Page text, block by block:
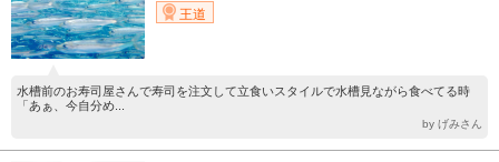
王道
水槽前のお寿司屋さんで寿司を注文して立食いスタイルで水槽見ながら食べてる時
「あぁ、今自分め...
by げみさん